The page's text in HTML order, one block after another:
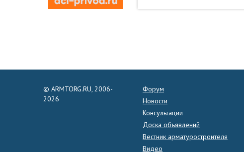
© ARMTORG.RU, 2006-
2026
Форум
Новости
Консультации
Доска объявлений
Вестник арматуростроителя
Видео